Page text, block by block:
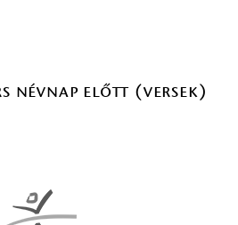
névnap előtt (versek)